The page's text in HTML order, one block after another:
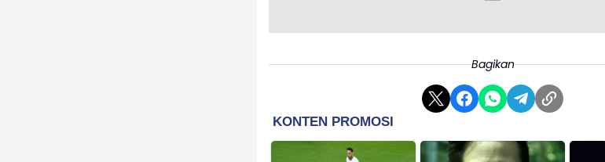
Bagikan